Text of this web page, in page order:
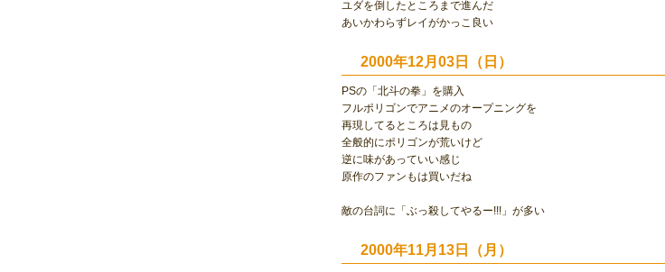
ユダを倒したところまで進んだ
あいかわらずレイがかっこ良い
2000年12月03日（日）
PSの「北斗の拳」を購入
フルポリゴンでアニメのオープニングを
再現してるところは見もの
全般的にポリゴンが荒いけど
逆に味があっていい感じ
原作のファンもは買いだね
敵の台詞に「ぶっ殺してやるー!!!」が多い
2000年11月13日（月）